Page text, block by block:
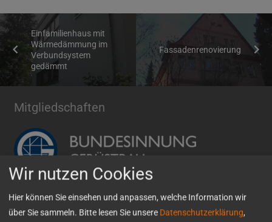
Einfamilienhaus mit
Wärmedämmung im
Verbundsystem
gedämmt
Fassadenrenovierung
Mitgliedschaften
So erreichen Sie uns
Wir nutzen Cookies
Hier können Sie einsehen und anpassen, welche Information wir
über Sie sammeln. Bitte lesen Sie unsere Datenschutzerklärung,